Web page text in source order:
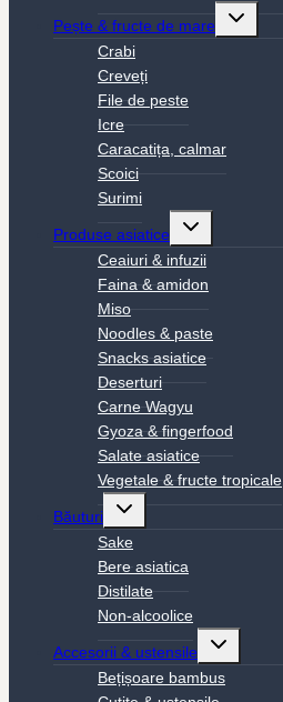
Pește & fructe de mare
Toggle
Crabi
Creveți
File de peste
Icre
Caracatița, calmar
Scoici
Surimi
Produse asiatice
Toggle
menu
Ceaiuri & infuzii
Faina & amidon
Miso
Noodles & paste
Snacks asiatice
Deserturi
Carne Wagyu
Gyoza & fingerfood
Salate asiatice
Vegetale & fructe tropicale
Băuturi
Toggle
menu
Sake
Bere asiatica
Distilate
Non-alcoolice
Accesorii & ustensile
Toggle
menu
Bețișoare bambus